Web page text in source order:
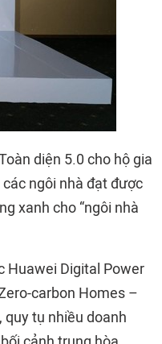
diện 5.0 cho hộ gia
ngôi nhà đạt được
xanh cho “ngôi nhà
Huawei Digital Power
carbon Homes –
quy tụ nhiều doanh